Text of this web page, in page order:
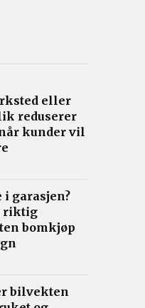
eller
reduserer
kunder vil
i garasjen?
riktig
bomkjøp
bilvekten